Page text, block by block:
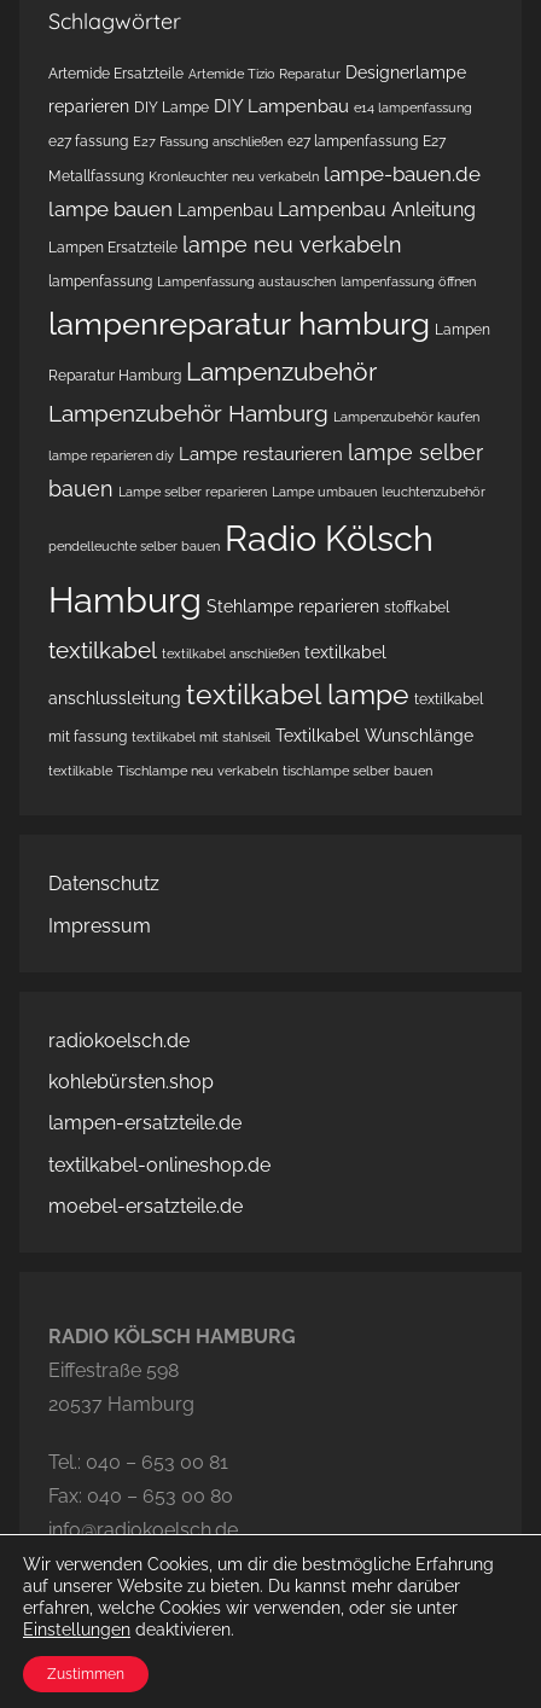
Schlagwörter
Artemide Ersatzteile Artemide Tizio Reparatur Designerlampe
reparieren DIY Lampe DIY Lampenbau e14 lampenfassung
e27 fassung E27 Fassung anschließen e27 lampenfassung E27
Metallfassung Kronleuchter neu verkabeln lampe-bauen.de
lampe bauen
Lampenbau Lampenbau Anleitung
Lampen Ersatzteile lampe neu verkabeln
lampenfassung Lampenfassung austauschen lampenfassung öffnen
lampenreparatur hamburg Lampen
Reparatur Hamburg Lampenzubehör
Lampenzubehör Hamburg Lampenzubehör kaufen
lampe reparieren diy Lampe restaurieren lampe selber
bauen Lampe selber reparieren Lampe umbauen leuchtenzubehör
pendelleuchte selber bauen Radio Kölsch
Hamburg Stehlampe reparieren stoffkabel
textilkabel textilkabel anschließen textilkabel
anschlussleitung textilkabel lampe textilkabel
mit fassung textilkabel mit stahlseil Textilkabel Wunschlänge
textilkable Tischlampe neu verkabeln tischlampe selber bauen
Datenschutz
Impressum
radiokoelsch.de
kohlebürsten.shop
lampen-ersatzteile.de
textilkabel-onlineshop.de
moebel-ersatzteile.de
RADIO KÖLSCH HAMBURG
Eiffestraße 598
20537 Hamburg
Tel.: 040 – 653 00 81
Fax: 040 – 653 00 80
info@radiokoelsch.de
© 2026 Radio Kölsch Hamburg
Wir verwenden Cookies, um dir die bestmögliche Erfahrung
auf unserer Website zu bieten. Du kannst mehr darüber
erfahren, welche Cookies wir verwenden, oder sie unter
Einstellungen deaktivieren.
Zustimmen